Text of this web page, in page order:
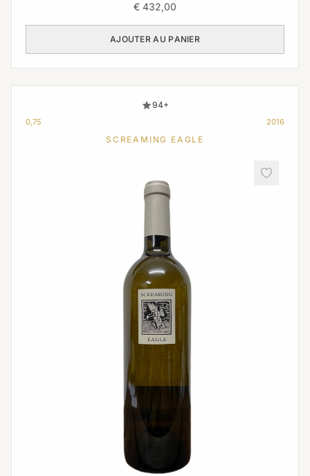
€ 432,00
AJOUTER AU PANIER
94+
0,75 2016
SCREAMING EAGLE